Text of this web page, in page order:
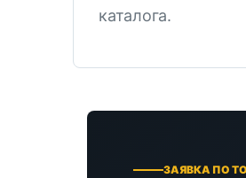
каталога.
ЗАЯВКА ПО